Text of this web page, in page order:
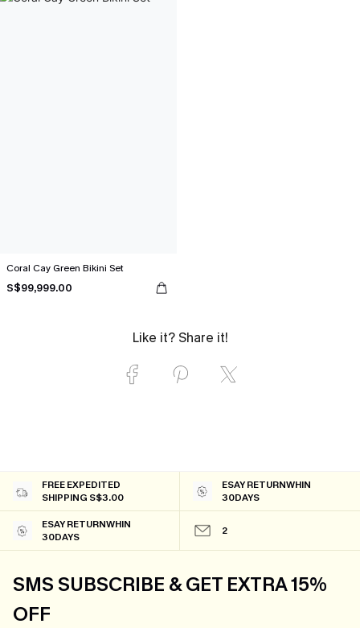
Coral Cay Green Bikini Set
S$99,999.00
Like it? Share it!
FREE EXPEDITED
SHIPPING S$3.00
ESAY RETURNWHIN
30DAYS
ESAY RETURNWHIN
30DAYS
2
SMS SUBSCRIBE & GET EXTRA 15%
OFF